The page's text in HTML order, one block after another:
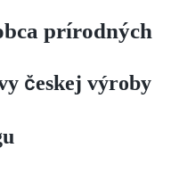
prírodných
českej výroby